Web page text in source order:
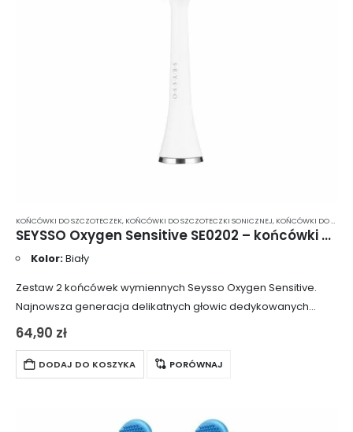
KOŃCÓWKI DO SZCZOTECZEK, KOŃCÓWKI DO SZCZOTECZKI SONICZNEJ, KOŃCÓWKI DO SZCZOTECZKI SONICZNEJ MIĘKKIE WŁOSIE
SEYSSO Oxygen Sensitive SE0202 – końcówki do szczoteczki sonicznej 2 szt.
Kolor:Biały
Zestaw 2 końcówek wymiennych Seysso Oxygen Sensitive.
Najnowsza generacja delikatnych głowic dedykowanych
osobom z wrażliwymi zębami, dziąsłami lub paradontozą.
Specjalnie wyprofilowane włosie, wyposażone dodatkowo w
system sygnalizacji zużycia. Końcówki pasują…
64,90 zł
DODAJ DO KOSZYKA PORÓWNAJ